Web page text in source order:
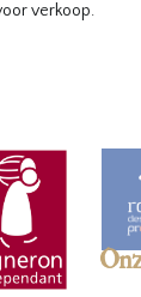
verkoop.